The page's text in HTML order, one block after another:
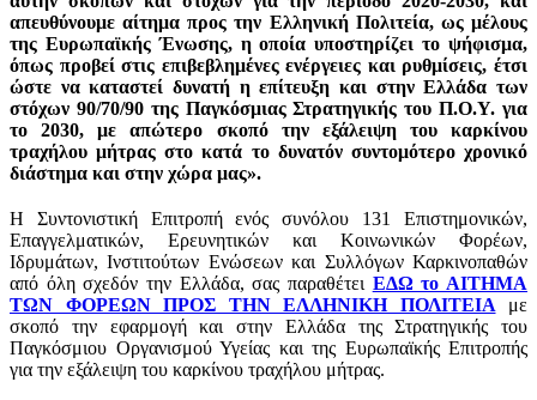
απευθύνουμε αίτημα προς την Ελληνική Πολιτεία, ως μέλους
της Ευρωπαϊκής Ένωσης, η οποία υποστηρίζει το ψήφισμα,
όπως προβεί στις επιβεβλημένες ενέργειες και ρυθμίσεις, έτσι
ώστε να καταστεί δυνατή η επίτευξη και στην Ελλάδα των
στόχων 90/70/90 της Παγκόσμιας Στρατηγικής του Π.Ο.Υ. για
το 2030, με απώτερο σκοπό την εξάλειψη του καρκίνου
τραχήλου μήτρας στο κατά το δυνατόν συντομότερο χρονικό
διάστημα και στην χώρα μας».
Η Συντονιστική Επιτροπή ενός συνόλου 131 Επιστημονικών,
Επαγγελματικών, Ερευνητικών και Κοινωνικών Φορέων,
Ιδρυμάτων, Ινστιτούτων Ενώσεων και Συλλόγων Καρκινοπαθών
από όλη σχεδόν την Ελλάδα, σας παραθέτει ΕΔΩ το ΑΙΤΗΜΑ
ΤΩΝ ΦΟΡΕΩΝ ΠΡΟΣ ΤΗΝ ΕΛΛΗΝΙΚΗ ΠΟΛΙΤΕΙΑ με
σκοπό την εφαρμογή και στην Ελλάδα της Στρατηγικής του
Παγκόσμιου Οργανισμού Υγείας και της Ευρωπαϊκής Επιτροπής
για την εξάλειψη του καρκίνου τραχήλου μήτρας.